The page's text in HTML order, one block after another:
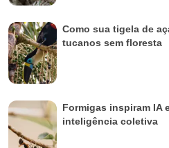
Como sua tigela de
tucanos sem floresta
Formigas inspiram IA
inteligência coletiva